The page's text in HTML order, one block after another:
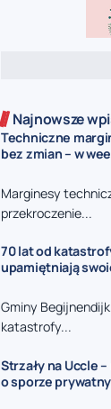
Najnowsze
Techniczne
bez zmian – w
Marginesy
przekroczenie...
70 lat od
upamiętniają
Gminy
katastrofy...
Strzały na Uccle
o sporze